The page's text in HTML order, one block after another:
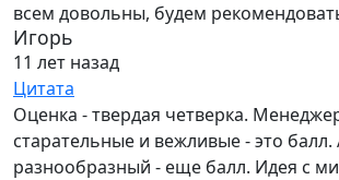
всем довольны, будем
Игорь
11 лет назад
Цитата
Оценка - твердая четверка.
старательные и вежливые - это
разнообразный - еще балл. Идея с